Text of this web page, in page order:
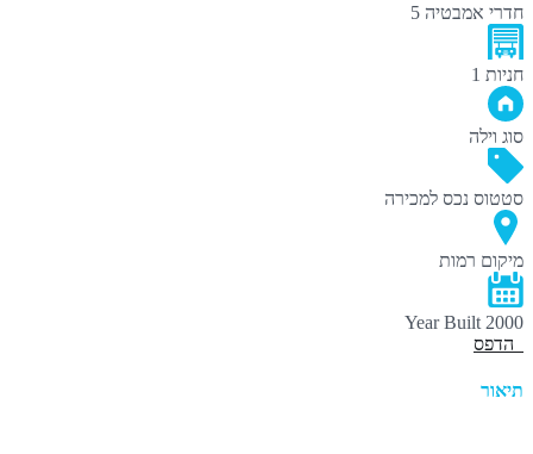
חדרי אמבטיה 5
חניות 1
סוג וילה
סטטוס נכס למכירה
מיקום רמות
Year Built 2000
הדפס
תיאור